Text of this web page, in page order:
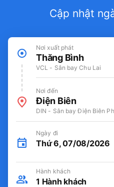
Cập nhật
Nơi xuất phát
Thăng Bình
VCL - Sân bay Chu Lai
Nơi đến
Điện Biên
DIN - Sân bay Điện Biên
Ngày đi
Thứ 6, 07/08/2026
Hành khách
1 Hành khách